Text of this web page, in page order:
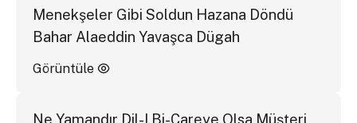
Menekşeler Gibi Soldun Hazana Döndü
Bahar Alaeddin Yavaşca Dügah
Görüntüle
Ne Yamandır Dil-I Bi-Çareye Olsa Müşteri